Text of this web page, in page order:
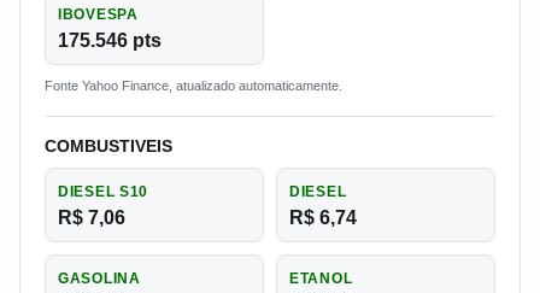
IBOVESPA
175.546 pts
Fonte Yahoo Finance, atualizado automaticamente.
COMBUSTIVEIS
DIESEL S10
R$ 7,06
DIESEL
R$ 6,74
GASOLINA ETANOL